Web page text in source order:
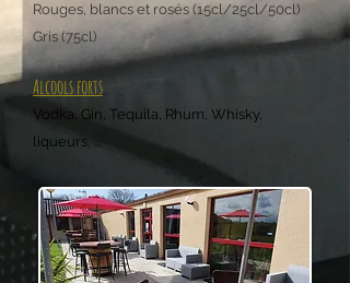
Rouges, blancs et rosés (15cl/25cl/50cl)
Gris (75cl)
Alcools forts
Vodka, Gin, Tequila, Rhum, Whisky,
liqueurs, ...